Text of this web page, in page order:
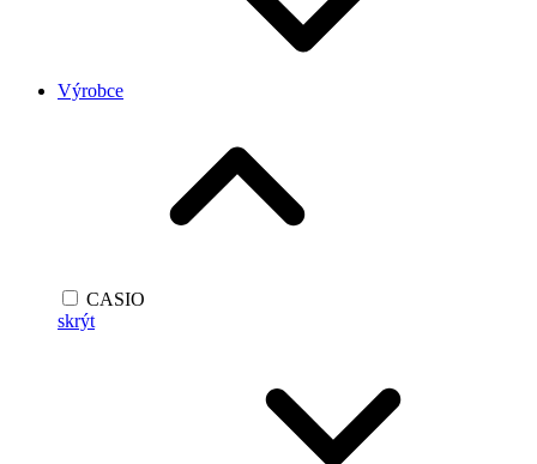
Výrobce
CASIO
skrýt